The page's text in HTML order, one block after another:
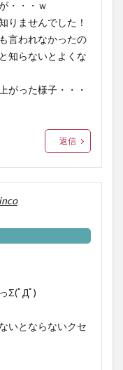
・・・ｗ
りませんでした！
言われなかったの
知らないとよくな
がった様子・・・
返信
Σ(ﾟДﾟ)
いとならないクセ